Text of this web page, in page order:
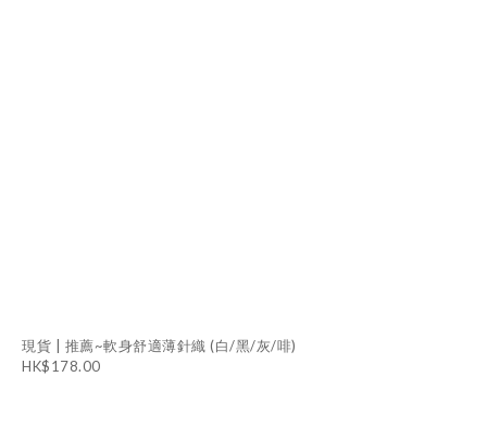
現貨 | 推薦~軟身舒適薄針織 (白/黑/灰/啡)
HK$178.00